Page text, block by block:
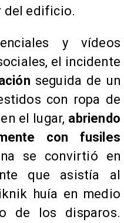
del edificio.
y vídeos
el incidente
seguida de un
con ropa de
el lugar, abriendo
con fusiles
se convirtió en
que asistía al
huía en medio
de los disparos.